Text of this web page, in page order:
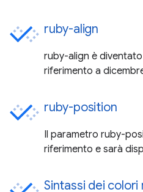
ruby-align
ruby-align è
riferimento a
ruby-position
Il parametro ruby-
riferimento e sarà
Sintassi dei colori